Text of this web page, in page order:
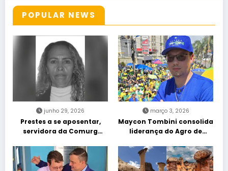
POPULAR NEWS
junho 29, 2026
Prestes a se aposentar,
servidora da Comurg
entra em protocolo de
morte encefálica
março 3, 2026
Maycon Tombini consolida
liderança do Agro de
“Acorda Brasil” em Goiânia